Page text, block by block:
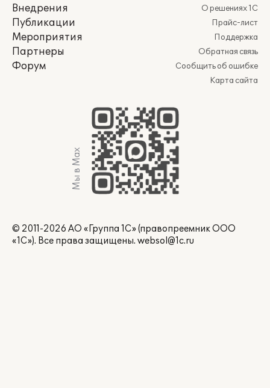
Внедрения
Публикации
Мероприятия
Партнеры
Форум
О решениях 1С
Прайс-лист
Поддержка
Обратная связь
Сообщить об ошибке
Карта сайта
Мы в Max
© 2011-2026 АО «Группа 1С» (правопреемник ООО
«1С»). Все права защищены. websol@1c.ru